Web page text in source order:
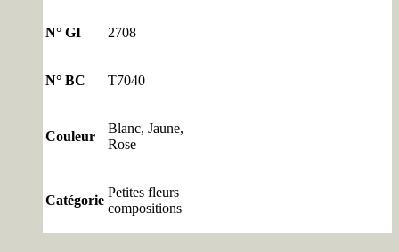
N° GI 2708
N° BC T7040
Couleur
Blanc, Jaune,
Rose
Catégorie
Petites fleurs
compositions